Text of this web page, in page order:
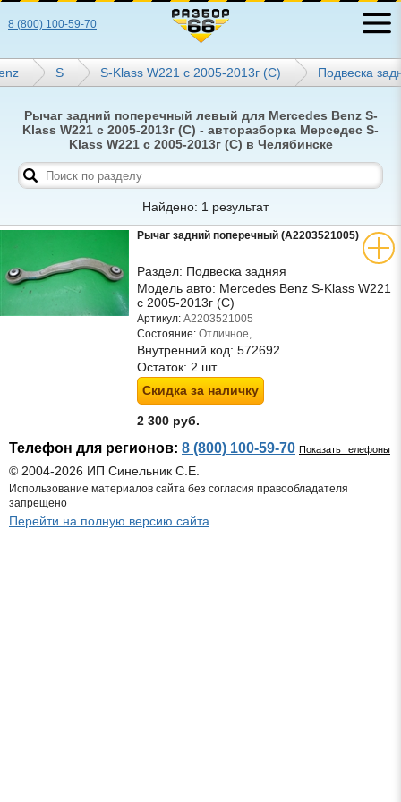
8 (800) 100-59-70
S S-Klass W221 с 2005-2013г (С) Подвеска
Рычаг задний поперечный левый для Mercedes Benz S-
Klass W221 с 2005-2013г (С) - авторазборка Мерседес S-
Klass W221 с 2005-2013г (С) в Челябинске
Найдено: 1 результат
Рычаг задний поперечный (A2203521005)
Раздел: Подвеска задняя
Модель авто: Mercedes Benz S-Klass W221
с 2005-2013г (С)
Артикул: A2203521005
Состояние: Отличное,
Внутренний код: 572692
Остаток: 2 шт.
Скидка за наличку
2 300 руб.
Телефон для регионов: 8 (800) 100-59-70 Показать телефоны
© 2004-2026 ИП Синельник С.Е.
Использование материалов сайта без согласия правообладателя
запрещено
Перейти на полную версию сайта